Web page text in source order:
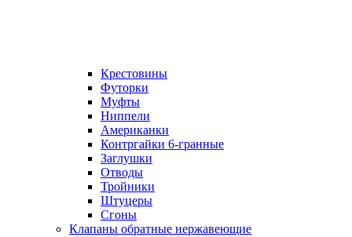
Крестовины
Футорки
Муфты
Ниппели
Американки
Контргайки 6-гранные
Заглушки
Отводы
Тройники
Штуцеры
Сгоны
Клапаны обратные нержавеющие